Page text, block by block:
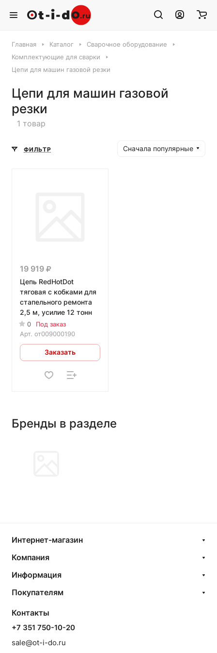
Главная Каталог
Сварочное оборудование
Комплектующие для сварки
Цепи для машин газовой резки
Цепи для машин газовой
резки
1 товар
ФИЛЬТР Сначала популярные
19 919
Цепь RedHotDot
тяговая с кобками для
стапельного ремонта
2,5 м, усилие 12 тонн
0
Под заказ
Арт. от009000190
Заказать
Бренды в разделе
Интернет-магазин
Компания
Информация
Покупателям
Контакты
+7 351 750-10-20
sale@ot-i-do.ru